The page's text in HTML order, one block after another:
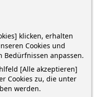
und 9 Minuten und
10 August
klicken, erhalten
Cookies und
Bedürfnissen anpassen.
[Alle akzeptieren]
Cookies zu, die unter
werden.